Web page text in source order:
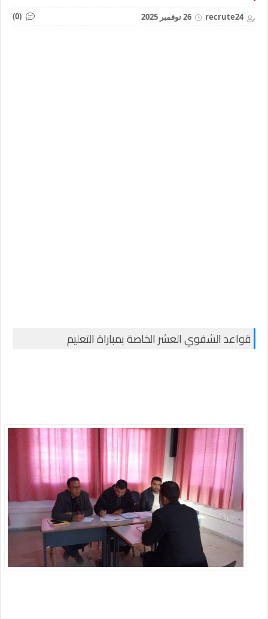
recrute24 26 نوفمبر 2025 (0)
قواعد الشفوي العشر الخاصة بمباراة التعليم